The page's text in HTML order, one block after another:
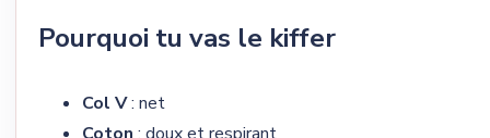
Pourquoi tu vas le kiffer
Col V: net